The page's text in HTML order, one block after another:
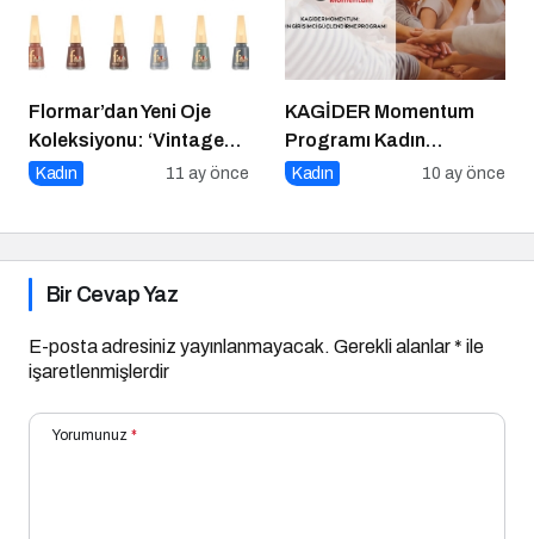
Flormar’dan Yeni Oje
Koleksiyonu: ‘Vintage
Romance’ Nostaljiyle
Kadın 11 ay önce
KAGİDER Momentum
Programı Kadın
Girişimcilerin Gücüne
Kadın 10 ay önce
Bir Cevap Yaz
E-posta adresiniz yayınlanmayacak. Gerekli alanlar* ile
işaretlenmişlerdir
Yorumunuz *